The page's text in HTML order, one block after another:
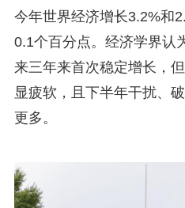
今年世界经济增长3.2%和
0.1个百分点。经济学界认
来三年来首次稳定增长，
显疲软，且下半年干扰、
更多。